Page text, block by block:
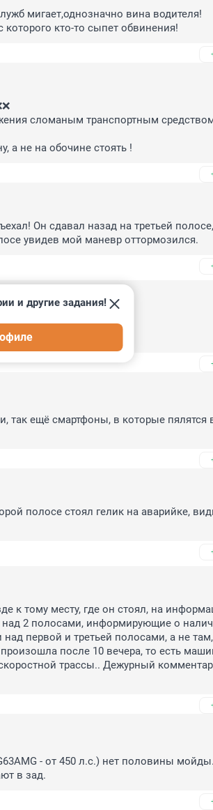
мигает,однозначно вина водителя!
кто-то сыпет обвинения!
сломаным транспортным
не на обочине стоять !
Он сдавал назад на третьей полосе,
увидев мой маневр оттормозился.
не сдавала назад !
и другие задания!
так ещё смартфоны, в которые пялятся
полосе стоял гелик на аварийке,
к тому месту, где он стоял, на
над 2 полосами, информирующие о
первой и третьей полосами, а не
после 10 вечера, то есть
трассы.. Дежурный
- от 450 л.с.) нет половины
в зад.